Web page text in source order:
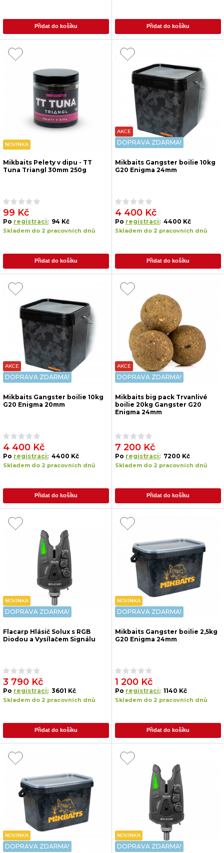
Přidat do košíku Přidat do košíku
NOVINKA
Mikbaits Pelety v dipu - TT
Tuna Triangl 30mm 250g
99 Kč
Po registraci: 94 Kč
Skladem do 2 pracovních dnů
Přidat do košíku
AKCE
DOPRAVA ZDARMA!
Mikbaits Gangster boilie 10kg
G20 Enigma 24mm
4 400 Kč
Po registraci: 4400 Kč
Skladem do 2 pracovních dnů
Přidat do košíku
AKCE
DOPRAVA ZDARMA!
Mikbaits Gangster boilie 10kg
G20 Enigma 20mm
4 400 Kč
Po registraci: 4400 Kč
Skladem do 2 pracovních dnů
Přidat do košíku
AKCE
DOPRAVA ZDARMA!
Mikbaits big pack Trvanlivé
boilie 20kg Gangster G20
Enigma 24mm
7 200 Kč
Po registraci: 7200 Kč
Skladem do 2 pracovních dnů
Přidat do košíku
NOVINKA
DOPRAVA ZDARMA!
Flacarp Hlásič Solux s RGB
Diodou a Vysílačem Signálu
3 790 Kč
Po registraci: 3601 Kč
Skladem do 2 pracovních dnů
Přidat do košíku
NOVINKA
DOPRAVA ZDARMA!
Mikbaits Gangster boilie 2,5kg
G20 Enigma 24mm
1 200 Kč
Po registraci: 1140 Kč
Skladem do 2 pracovních dnů
Přidat do košíku
NOVINKA
DOPRAVA ZDARMA!
NOVINKA
DOPRAVA ZDARMA!